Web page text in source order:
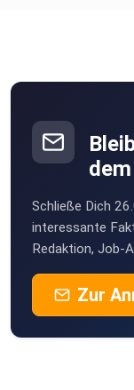
Schließe Dich
interessante
Redaktion, Job-
Zur